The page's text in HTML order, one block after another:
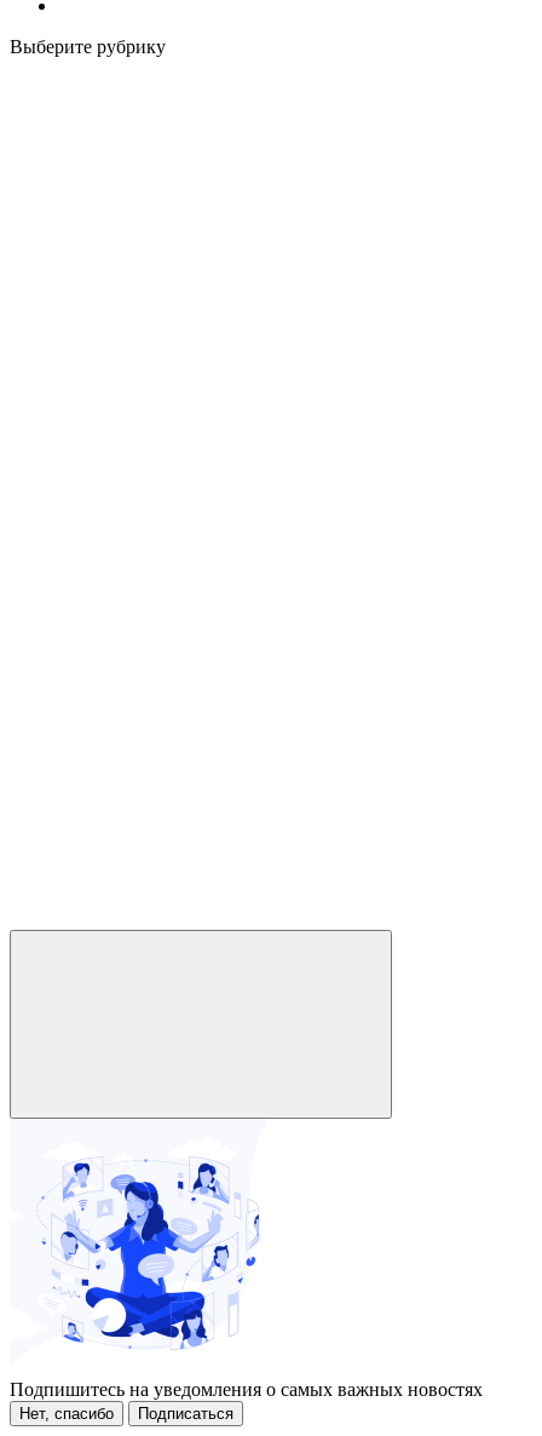
Выберите рубрику
Подпишитесь на уведомления о самых важных новостях
Нет, спасибо Подписаться